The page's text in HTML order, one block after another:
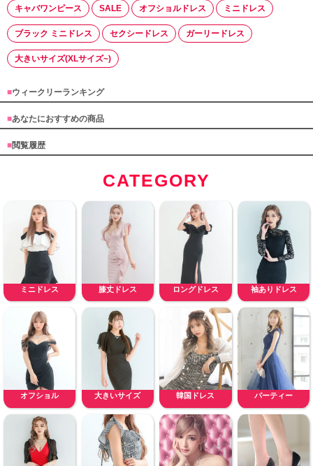
キャバワンピース SALE オフショルドレス ミニドレス
ブラック ミニドレス セクシードレス ガーリードレス
大きいサイズ(XLサイズ~)
■ウィークリーランキング
■あなたにおすすめの商品
■閲覧履歴
CATEGORY
ミニドレス 膝丈ドレス ロングドレス 袖ありドレス
オフショル 大きいサイズ 韓国ドレス パーティー